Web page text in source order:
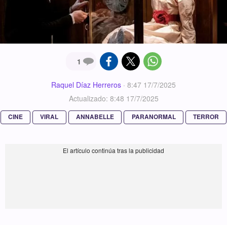
1
Raquel Díaz Herreros · 8:47 17/7/2025
Actualizado: 8:48 17/7/2025
CINE VIRAL ANNABELLE PARANORMAL TERROR